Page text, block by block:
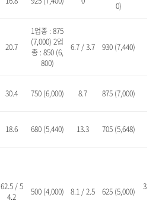
0)
20.7
1업종 : 875
(7,000) 2업
종 : 850 (6,
800)
6.7 / 3.7 930 (7,440)
30.4 750 (6,000) 8.7 875 (7,000)
18.6 680 (5,440) 13.3 705 (5,648)
62.5 / 5
4.2
500 (4,000) 8.1 / 2.5 625 (5,000)
35.1